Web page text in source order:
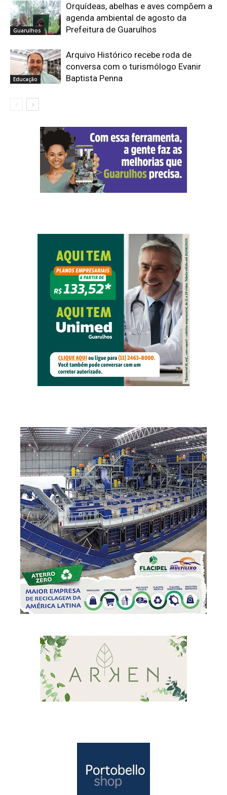
Guarulhos
Orquídeas, abelhas e aves compõem a
agenda ambiental de agosto da
Prefeitura de Guarulhos
Educação
Arquivo Histórico recebe roda de
conversa com o turismólogo Evanir
Baptista Penna